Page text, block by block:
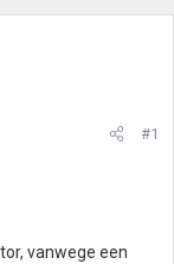
#1
vanwege een